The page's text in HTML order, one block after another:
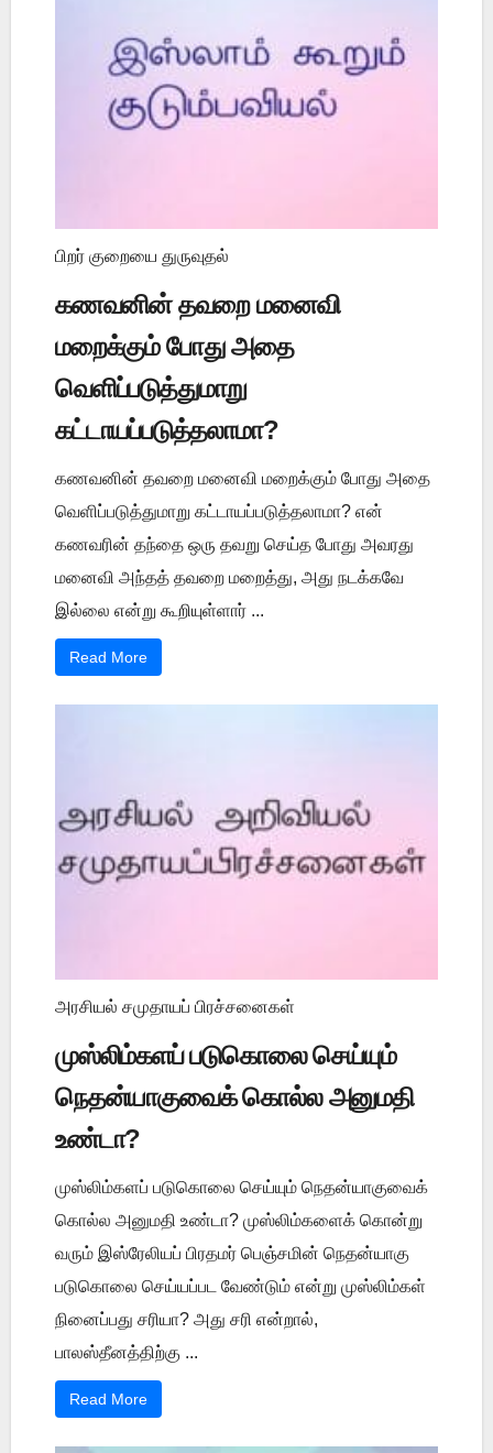
பிறர் குறையை துருவுதல்
கணவனின் தவறை மனைவி
மறைக்கும் போது அதை
வெளிப்படுத்துமாறு
கட்டாயப்படுத்தலாமா?
கணவனின் தவறை மனைவி மறைக்கும் போது அதை
வெளிப்படுத்துமாறு கட்டாயப்படுத்தலாமா? என்
கணவரின் தந்தை ஒரு தவறு செய்த போது அவரது
மனைவி அந்தத் தவறை மறைத்து, அது நடக்கவே
இல்லை என்று கூறியுள்ளார் ...
Read More
அரசியல் சமுதாயப் பிரச்சனைகள்
முஸ்லிம்களப் படுகொலை செய்யும்
நெதன்யாகுவைக் கொல்ல அனுமதி
உண்டா?
முஸ்லிம்களப் படுகொலை செய்யும் நெதன்யாகுவைக்
கொல்ல அனுமதி உண்டா? முஸ்லிம்களைக் கொன்று
வரும் இஸ்ரேலியப் பிரதமர் பெஞ்சமின் நெதன்யாகு
படுகொலை செய்யப்பட வேண்டும் என்று முஸ்லிம்கள்
நினைப்பது சரியா? அது சரி என்றால்,
பாலஸ்தீனத்திற்கு ...
Read More